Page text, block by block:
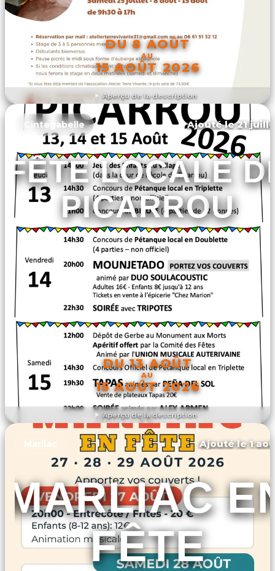
Aperçu de la description
DU 8 AOÛT
AU
15 AOÛT 2026
DÉCOUVRIR L'ÉVÉNEMENT
Aperçu de la description
Cintegabelle Ajouté le 21
FÊTE LOCALE
PICARROU
DU 13 AOÛT
AU
15 AOÛT 2026
DÉCOUVRIR L'ÉVÉNEMENT
Marliac Ajouté le 1
MARLIAC
FÊTE